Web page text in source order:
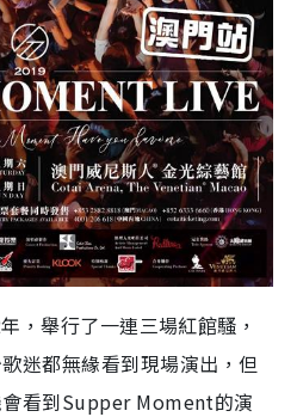
，舉行了一連三場紅館騷，
迷都無緣看到現場演出，但
看到Supper Moment的演